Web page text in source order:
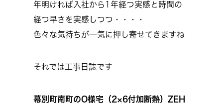
年明ければ入社から1年経つ実感と時間の
経つ早さを実感しつつ・・・・
色々な気持ちが一気に押し寄せてきますね
それでは工事日誌です
幕別町南町のO様宅（2×6付加断熱）ZEH